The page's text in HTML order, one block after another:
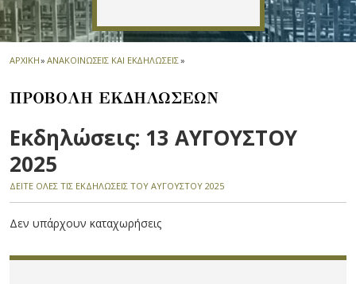
ΑΡΧΙΚΗ» ΑΝΑΚΟΙΝΩΣΕΙΣ ΚΑΙ ΕΚΔΗΛΩΣΕΙΣ»
ΠΡΟΒΟΛΗ ΕΚΔΗΛΩΣΕΩΝ
Εκδηλώσεις: 13 ΑΥΓΟΥΣΤΟΥ
2025
ΔΕΙΤΕ ΟΛΕΣ ΤΙΣ ΕΚΔΗΛΩΣΕΙΣ ΤΟΥ ΑΥΓΟΥΣΤΟΥ 2025
Δεν υπάρχουν καταχωρήσεις